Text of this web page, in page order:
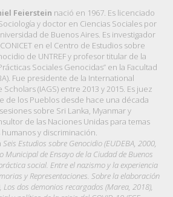
Feierstein nació en 1967. Es licenciado
y doctor en Ciencias Sociales por
de Buenos Aires. Es investigador
en el Centro de Estudios sobre
de UNTREF y profesor titular de la
Sociales Genocidas” en la Facultad
Fue presidente de la International
(IAGS) entre 2013 y 2015. Es juez
de los Pueblos desde hace una década
sobre Sri Lanka, Myanmar y
de las Naciones Unidas para temas
y discriminación.
Seis Estudios sobre Genocidio (EUDEBA, 2000,
Municipal de Ensayo de la Ciudad de Buenos
social. Entre el nazismo y la experiencia
y Representaciones. Sobre la elaboración
Los dos demonios recargados (Marea, 2018),